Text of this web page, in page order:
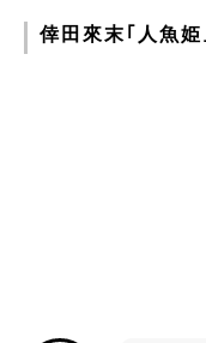
倖田來末｢人魚姫